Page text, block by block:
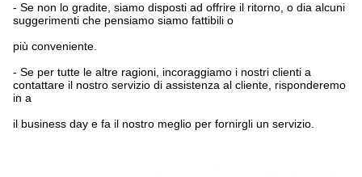
- Se non lo gradite, siamo disposti ad offrire il ritorno, o dia alcuni
suggerimenti che pensiamo siamo fattibili o
più conveniente.
- Se per tutte le altre ragioni, incoraggiamo i nostri clienti a
contattare il nostro servizio di assistenza al cliente, risponderemo
in a
il business day e fa il nostro meglio per fornirgli un servizio.